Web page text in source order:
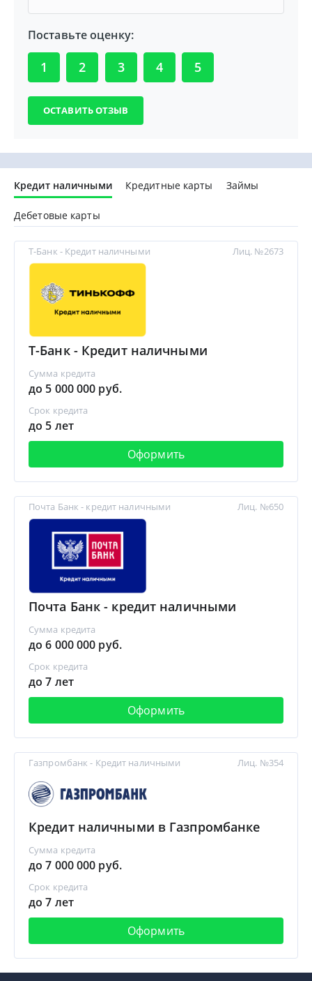
Поставьте оценку:
1 2 3 4 5
Кредит наличными Кредитные карты Займы
Дебетовые карты
Т-Банк - Кредит наличными
Т-Банк - Кредит наличными
Сумма кредита
до 5 000 000 руб.
Срок кредита
до 5 лет
Оформить
Лиц. №2673
Почта Банк - кредит наличными
Почта Банк - кредит наличными
Сумма кредита
до 6 000 000 руб.
Срок кредита
до 7 лет
Оформить
Лиц. №650
Газпромбанк - Кредит наличными
Кредит наличными в Газпромбанке
Сумма кредита
до 7 000 000 руб.
Срок кредита
до 7 лет
Оформить
Лиц. №354